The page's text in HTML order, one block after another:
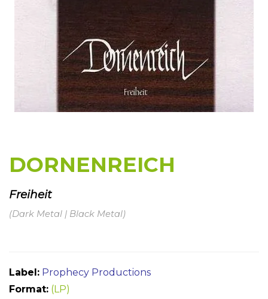
DORNENREICH
Freiheit
(Dark Metal | Black Metal)
Label: Prophecy Productions
Format: (LP)